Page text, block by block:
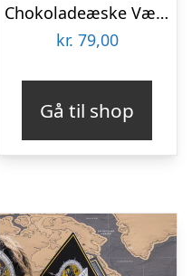
Chokoladeæske Værktøj
kr. 79,00
Gå til shop